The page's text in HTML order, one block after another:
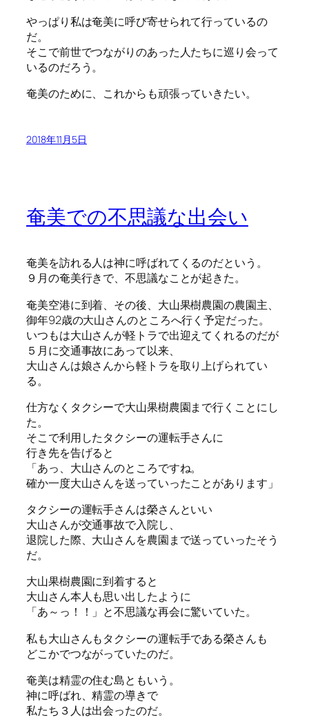
やっぱり私は奄美に呼び寄せられて行っているの
だ。
そこで前世でつながりのあった人たちに巡り会って
いるのだろう。
奄美のために、これからも頑張っていきたい。
2018年11月5日
奄美での不思議な出会い
奄美を訪れる人は神に呼ばれてくるのだという。
９月の奄美行きで、不思議なことが起きた。
奄美空港に到着、その後、大山果樹農園の農園主、
御年92歳の大山さんのところへ行く予定だった。
いつもは大山さんが軽トラで出迎えてくれるのだが
５月に交通事故にあって以来、
大山さんは娘さんから軽トラを取り上げられてい
る。
仕方なくタクシーで大山果樹農園まで行くことにし
た。
そこで利用したタクシーの運転手さんに
行き先を告げると
「あっ、大山さんのところですね。
確か一度大山さんを送っていったことがあります」
タクシーの運転手さんは榮さんといい
大山さんが交通事故で入院し、
退院した際、大山さんを農園まで送っていったそう
だ。
大山果樹農園に到着すると
大山さん本人も思い出したように
「あ～っ！！」と不思議な再会に驚いていた。
私も大山さんもタクシーの運転手である榮さんも
どこかでつながっていたのだ。
奄美は精霊の住む島ともいう。
神に呼ばれ、精霊の導きで
私たち３人は出会ったのだ。